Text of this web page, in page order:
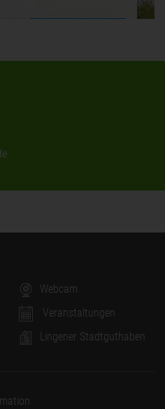
Consent Management
Webcam
Veranstaltungen
Lingener Stadtguthaben